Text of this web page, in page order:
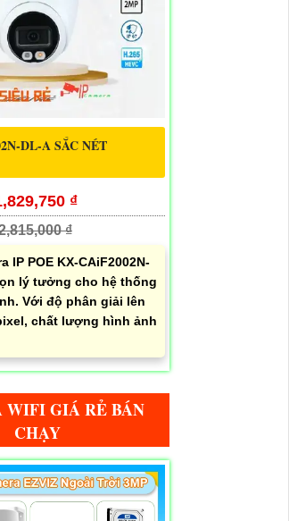
DL-A SẮC NÉT
₫
₫
IP POE KX-CAiF2002N-
lý tưởng cho hệ thống
Với độ phân giải lên
chất lượng hình ảnh
WIFI GIÁ RẺ BÁN
CHẠY